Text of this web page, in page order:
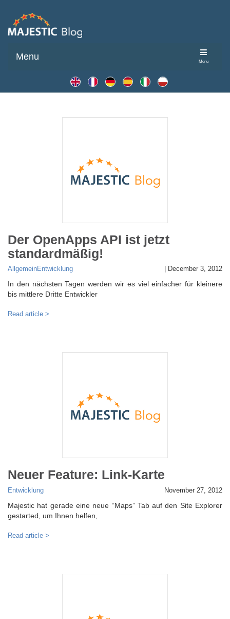
Menu
Menu
Der OpenApps API ist jetzt
standardmäßig!
AllgemeinEntwicklung December 3, 2012
In den nächsten Tagen werden wir es viel einfacher für kleinere
bis mittlere Dritte Entwickler
Read article >
Neuer Feature: Link-Karte
Entwicklung November 27, 2012
Majestic hat gerade eine neue “Maps” Tab auf den Site Explorer
gestarted, um Ihnen helfen,
Read article >